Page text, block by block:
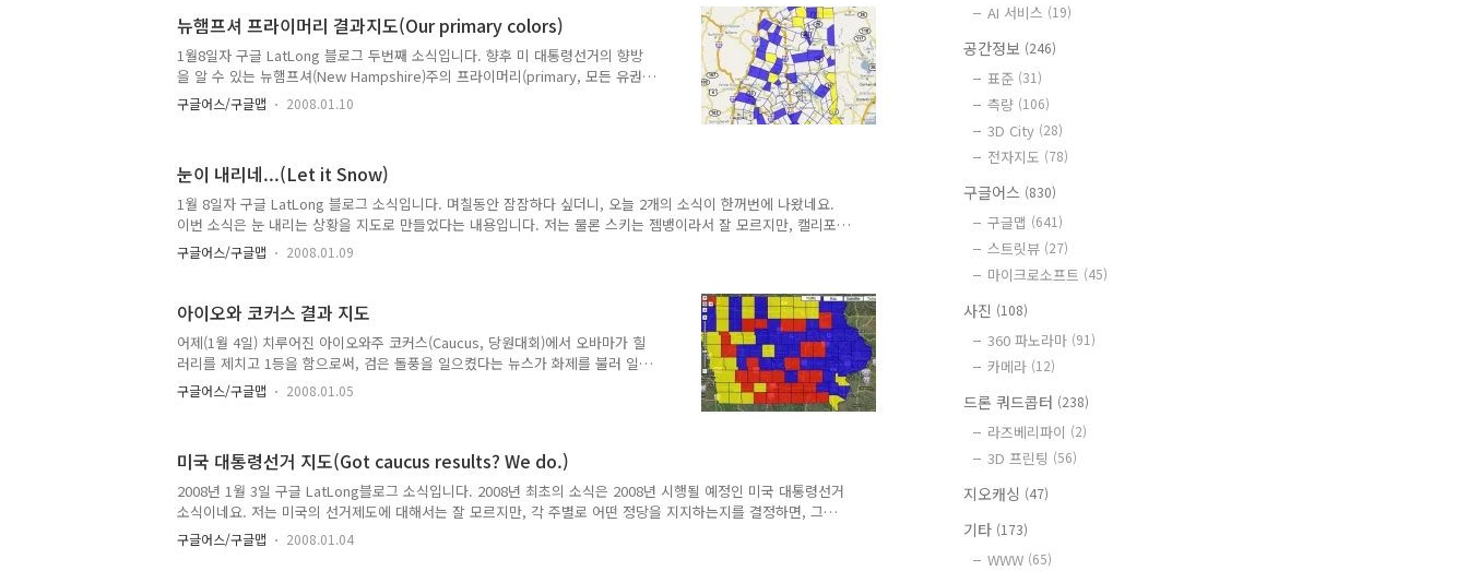
fboweb.com이라는 사이트인데요, 원래는 비행 관제관들에게 비행기의 현재위
치를 알려주는 서비스를 하는 회사인데, 일반인들도 비행기의 현재위치를 알 수
있습니다. (최신 비행기 사고 소식도 나오는군요.) 단순한 현재위치 뿐..
뉴햄프셔 프라이머리 결과지도(Our primary colors)
1월8일자 구글 LatLong 블로그 두번째 소식입니다. 향후 미 대통령선거의 향방
을 알 수 있는 뉴햄프셔(New Hampshire)주의 프라이머리(primary, 모든 유권
자가 참여하는 선거)의 결과를 알수 있는 지도사이트가 공개되었다는 소식입니
다. 뉴햄프셔 프라이머리의 결과는 우리나라 시간으로 오늘 오전중에 알 수 있다
려고 했으나 실패했습니다. 삽입만 된다면 선거결과가 나오는 즉시 이 지도에 반
영이 될 것이라고 생각했거든요. 그런데, 이 지도는 일반 지도가 아니라서 삽입
되지 않는 것 같습니다. 결과가 나오면 이 글을 수정하도록 하겠습니다. 참고로
아이..
구글어스/구글맵 2008.01.10
눈이 내리네...(Let it Snow)
1월 8일자 구글 LatLong 블로그 소식입니다. 며칠동안 잠잠하다 싶더니, 오늘 2개의 소식이 한꺼번에 나왔네요.
이번 소식은 눈 내리는 상황을 지도로 만들었다는 내용입니다. 저는 물론 스키는 젬뱅이라서 잘 모르지만, 캘리포
니아와 네바다주 경계에 있는 타호(Tahoe) 호 주변이 스키장으로 유명한가 봅니다. 하여튼, 이 지역의 강설상황
을 Reno Gazette Journal이라는 사이트에서 지도로 만들었다고 합니다. 자세한 내용은 아래 본문을 읽어보시
삽입할 수 있는 기능, 그리고, 공동으로 사용하는 지도 등 입니다. 이 글들도 읽어보시길 바랍니다. 아래는 이 기
사에서 나온 지도를 삽입시켜..
구글어스/구글맵 2008.01.09
아이오와 코커스 결과 지도
어제(1월 4일) 치루어진 아이오와주 코커스(Caucus, 당원대회)에서 오바마가 힐
러리를 제치고 1등을 함으로써, 검은 돌풍을 일으켰다는 뉴스가 화제를 불러 일
으키고 있습니다. 특히 미국 평균보다 백인이 더 많이 살고 있는 지역에서 흑인
이 승리를 했다는 사실은 정말 의외라고 생각하고 있는 것 같습니다. 이 결과가
이 민주당 선거결과인데요, 파란색이 오바마가 승리한 카운티입니다. 들어가 보
시면, 단순히 지도 뿐만 아니라, 득표수, 관련 뉴스 등이 모두 들어 있습니다. 밉
상 힐러리가 3등을 했다니 기분이 좋습니다! ㅎㅎㅎ 민, 푸른하늘
구글어스/구글맵 2008.01.05
미국 대통령선거 지도(Got caucus results? We do.)
2008년 1월 3일 구글 LatLong블로그 소식입니다. 2008년 최초의 소식은 2008년 시행될 예정인 미국 대통령선거
소식이네요. 저는 미국의 선거제도에 대해서는 잘 모르지만, 각 주별로 어떤 정당을 지지하는지를 결정하면, 그
주 전체의 표가 해당 정당을 지지하는 대의원들로 채워지는 제도를 시행하는 것으로 알고 있습니다. 결국 대의원
선거만 거치면 실질적으로 누가 차기 대통령이 될지는 결정되는 것이고, 대의원들이 참여하는 최종 투표는 요식
구글어스/구글맵 2008.01.04
AI 서비스 (19)
공간정보 (246)
표준 (31)
측량 (106)
3D City (28)
전자지도 (78)
구글어스 (830)
구글맵 (641)
스트릿뷰 (27)
마이크로소프트 (45)
사진 (108)
360 파노라마 (91)
카메라 (12)
드론 쿼드콥터 (238)
라즈베리파이 (2)
3D 프린팅 (56)
지오캐싱 (47)
기타 (173)
WWW (65)